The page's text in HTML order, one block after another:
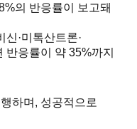
의 반응률이 보고돼
·미톡산트론·
응률이 약 35%까지
하며, 성공적으로